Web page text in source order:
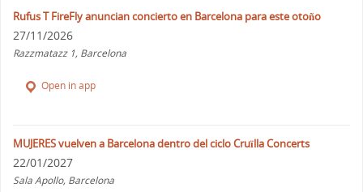
Rufus T FireFly anuncian concierto en Barcelona para este otoño
27/11/2026
Razzmatazz 1, Barcelona
Open in app
MUJERES vuelven a Barcelona dentro del ciclo Cruïlla Concerts
22/01/2027
Sala Apollo, Barcelona